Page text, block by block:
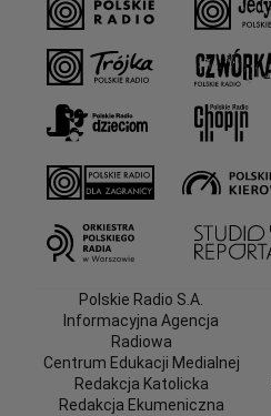
Polskie Radio S.A.
Informacyjna Agencja
Radiowa
Centrum Edukacji Medialnej
Redakcja Katolicka
Redakcja Ekumeniczna